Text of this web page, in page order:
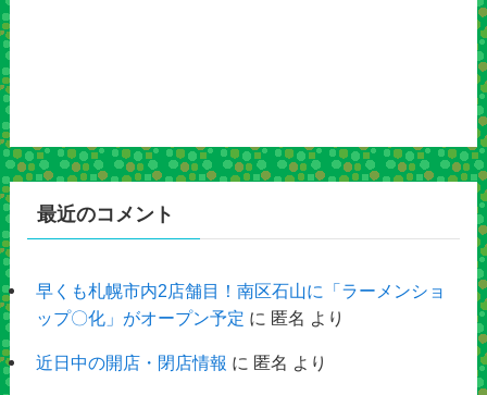
最近のコメント
早くも札幌市内2店舗目！南区石山に「ラーメンショ
ップ〇化」がオープン予定 に 匿名 より
近日中の開店・閉店情報 に 匿名 より